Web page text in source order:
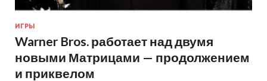
ИГРЫ
Warner Bros. работает над двумя
новыми Матрицами — продолжением
и приквелом